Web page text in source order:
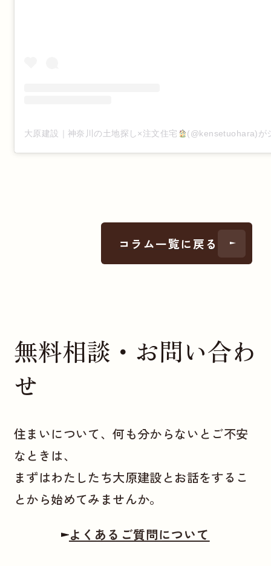
大原建設｜神奈川の土地探し×注文住宅 (@kensetuohara)が
コラム一覧に戻る
無料相談・お問い合わ
せ
住まいについて、何も分からないとご不安
なときは、
まずはわたしたち大原建設とお話をするこ
とから始めてみませんか。
よくあるご質問について